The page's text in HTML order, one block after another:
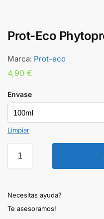
Prot-Eco
Marca: Prot-eco
4,90 €
Envase
Limpiar
Necesitas ayuda?
Te asesoramos!